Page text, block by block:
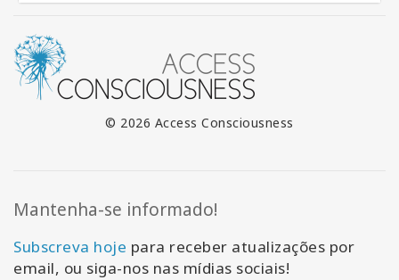
© 2026 Access Consciousness
Mantenha-se informado!
Subscreva hoje para receber atualizações por
email, ou siga-nos nas mídias sociais!